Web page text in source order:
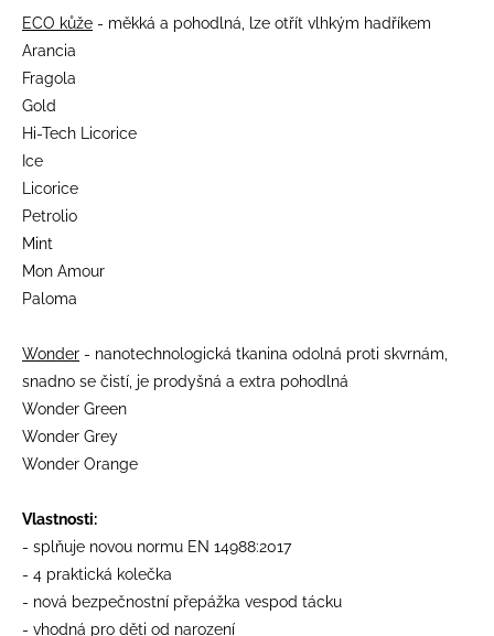
ECO kůže - měkká a pohodlná, lze otřít vlhkým hadříkem
Arancia
Fragola
Gold
Hi-Tech Licorice
Ice
Licorice
Petrolio
Mint
Mon Amour
Paloma
Wonder - nanotechnologická tkanina odolná proti skvrnám,
snadno se čistí, je prodyšná a extra pohodlná
Wonder Green
Wonder Grey
Wonder Orange
Vlastnosti:
- splňuje novou normu EN 14988:2017
- 4 praktická kolečka
- nová bezpečnostní přepážka vespod tácku
- vhodná pro děti od narození